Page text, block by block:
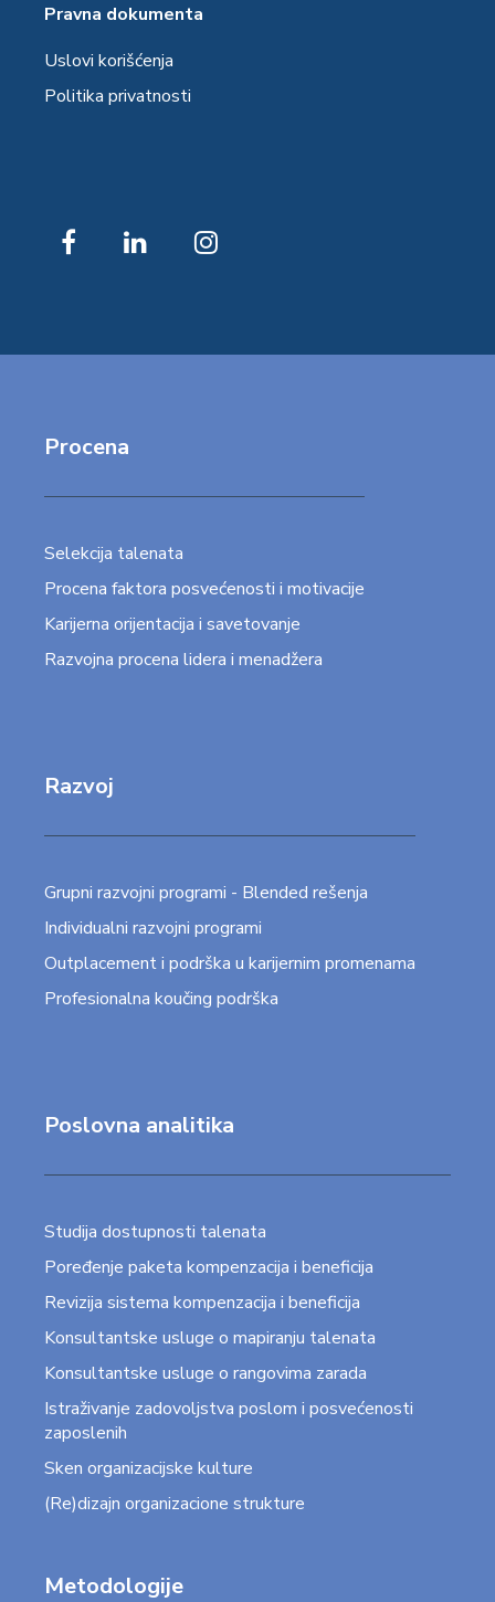
Pravna dokumenta
Uslovi korišćenja
Politika privatnosti
Procena
Selekcija talenata
Procena faktora posvećenosti i motivacije
Karijerna orijentacija i savetovanje
Razvojna procena lidera i menadžera
Razvoj
Grupni razvojni programi - Blended rešenja
Individualni razvojni programi
Outplacement i podrška u karijernim promenama
Profesionalna koučing podrška
Poslovna analitika
Studija dostupnosti talenata
Poređenje paketa kompenzacija i beneficija
Revizija sistema kompenzacija i beneficija
Konsultantske usluge o mapiranju talenata
Konsultantske usluge o rangovima zarada
Istraživanje zadovoljstva poslom i posvećenosti
zaposlenih
Sken organizacijske kulture
(Re)dizajn organizacione strukture
Metodologije